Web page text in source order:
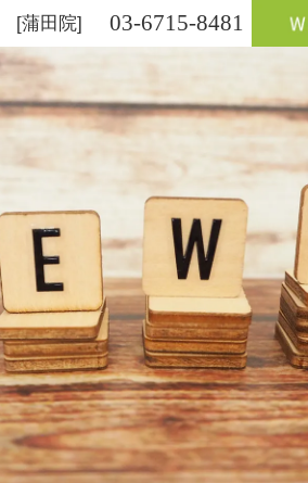
[蒲田院] 03-6715-8481